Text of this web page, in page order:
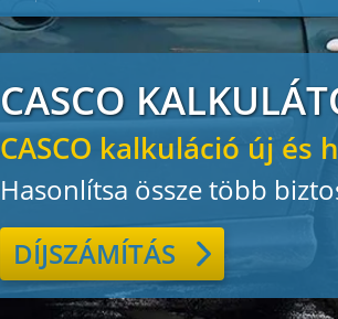
CASCO
CASCO kalkuláció új és
Hasonlítsa össze több
DÍJSZÁMÍTÁS